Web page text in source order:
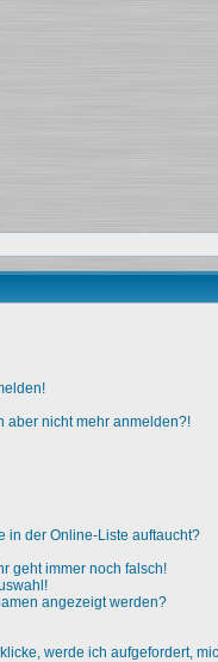
aber nicht mehr anmelden?!
in der Online-Liste auftaucht?
geht immer noch falsch!
angezeigt werden?
werde ich aufgefordert,